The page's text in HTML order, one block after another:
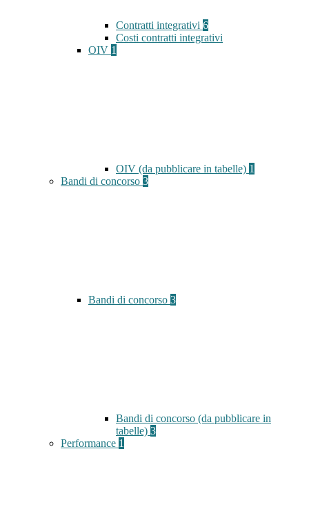
Contratti integrativi 6
Costi contratti integrativi
OIV 1
OIV (da pubblicare in tabelle) 1
Bandi di concorso 3
Bandi di concorso 3
Bandi di concorso (da pubblicare in
tabelle) 3
Performance 1